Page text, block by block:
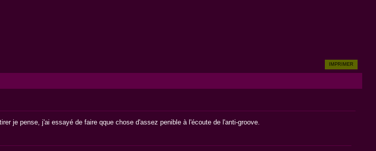
IMPRIMER
je pense, j'ai essayé de faire qque chose d'assez penible à l'écoute de l'anti-groove.